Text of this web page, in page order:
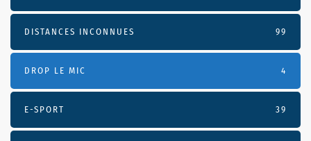
DISTANCES INCONNUES 99
DROP LE MIC 4
E-SPORT 39